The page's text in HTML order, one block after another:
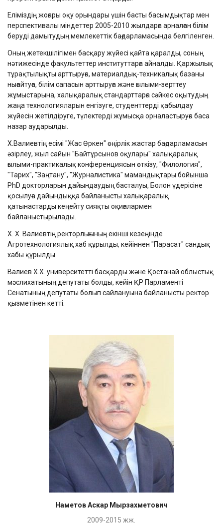
Еліміздің жоғары оқу орындары үшін басты басымдықтар мен
перспективалы міндеттер 2005-2010 жылдарға арналған білім
беруді дамытудың мемлекеттік бағдарламасында белгіленген.
Оның жетекшілігімен басқару жүйесі қайта қаралды, соның
нәтижесінде факультеттер институттарға айналды. Қаржылық
тұрақтылықты арттыруға, материалдық-техникалық базаны
нығайтуға, білім сапасын арттыруға және ғылыми-зерттеу
жұмыстарына, халықаралық стандарттарға сәйкес оқытудың
жаңа технологияларын енгізуге, студенттерді қабылдау
жүйесін жетілдіруге, түлектерді жұмысқа орналастыруға баса
назар аударылды.
Х.Валиевтің есімі "Жас Өркен" өңірлік жастар бағдарламасын
әзірлеу, жыл сайын "Байтұрсынов оқулары" халықаралық
ғылыми-практикалық конференциясын өткізу, "Филология",
"Тарих", "Заңтану", "Журналистика" мамандықтары бойынша
PhD докторларын дайындаудың басталуы, Болон үдерісіне
қосылуға дайындыққа байланысты халықаралық
қатынастарды кеңейту сияқты оқиғалармен
байланыстырылады.
Х. Х. Валиевтің ректорлығының екінші кезеңінде
Агротехнологиялық хаб құрылды, кейіннен "Парасат" сандық
хабы құрылды.
Валиев Х.Х. университетті басқарды және Қостанай облыстық
мәслихатының депутаты болды, кейін ҚР Парламенті
Сенатының депутаты болып сайлануына байланысты ректор
қызметінен кетті.
Наметов Аскар Мырзахметович
2009-2015 жж.